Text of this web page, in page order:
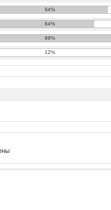
94%
84%
98%
12%